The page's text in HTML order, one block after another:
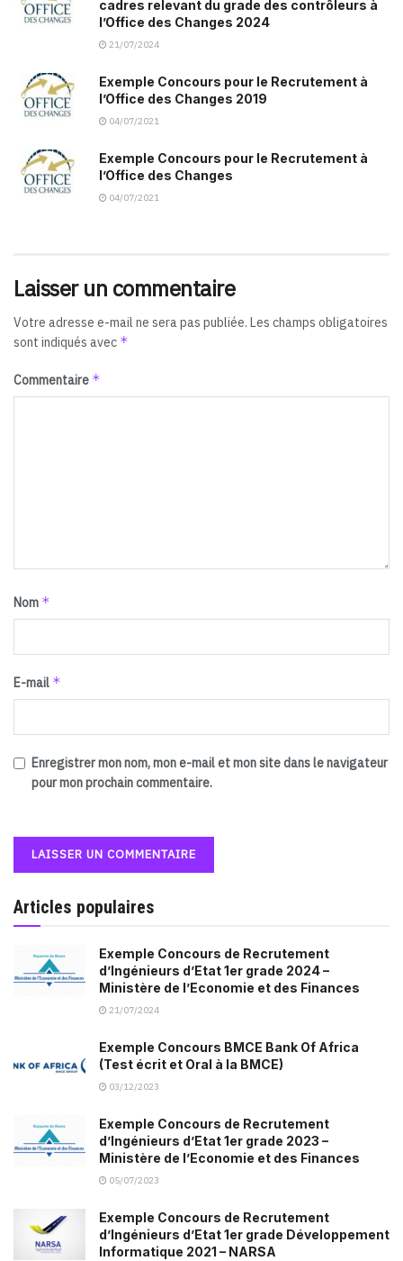
cadres relevant du grade des contrôleurs à
l’Office des Changes 2024
21/07/2024
Exemple Concours pour le Recrutement à
l’Office des Changes 2019
04/07/2021
Exemple Concours pour le Recrutement à
l’Office des Changes
04/07/2021
Laisser un commentaire
Votre adresse e-mail ne sera pas publiée. Les champs obligatoires
sont indiqués avec *
Commentaire *
Nom *
E-mail *
Enregistrer mon nom, mon e-mail et mon site dans le navigateur
pour mon prochain commentaire.
Articles populaires
Exemple Concours de Recrutement
d’Ingénieurs d’Etat 1er grade 2024 –
Ministère de l’Economie et des Finances
21/07/2024
Exemple Concours BMCE Bank Of Africa
(Test écrit et Oral à la BMCE)
03/12/2023
Exemple Concours de Recrutement
d’Ingénieurs d’Etat 1er grade 2023 –
Ministère de l’Economie et des Finances
05/07/2023
Exemple Concours de Recrutement
d’Ingénieurs d’Etat 1er grade Développement
Informatique 2021 – NARSA